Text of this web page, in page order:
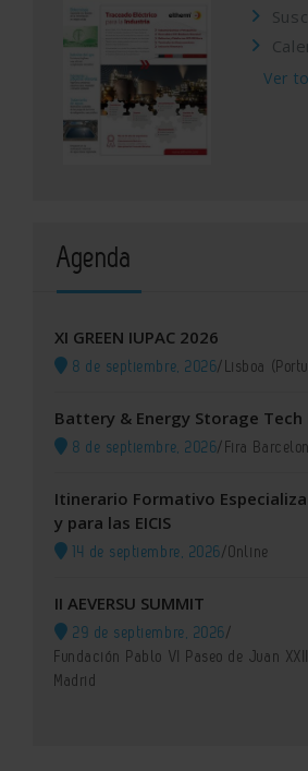
Ver
Agenda
XI GREEN IUPAC 2026
8 de septiembre, 2026/Lisboa
Battery & Energy Storage Tech
8 de septiembre, 2026/Fira
Itinerario Formativo
y para las EICIS
14 de septiembre, 2026/Online
II AEVERSU SUMMIT
29 de septiembre, 2026/
Fundación Pablo VI Paseo de Juan
Madrid